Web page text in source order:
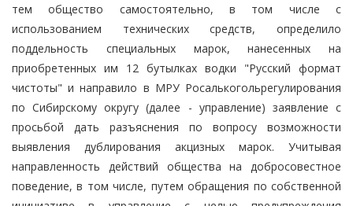
тем общество самостоятельно, в том числе с
использованием технических средств, определило
поддельность специальных марок, нанесенных на
приобретенных им 12 бутылках водки "Русский формат
чистоты" и направило в МРУ Росалькогольрегулирования
по Сибирскому округу (далее - управление) заявление с
просьбой дать разъяснения по вопросу возможности
выявления дублирования акцизных марок. Учитывая
направленность действий общества на добросовестное
поведение, в том числе, путем обращения по собственной